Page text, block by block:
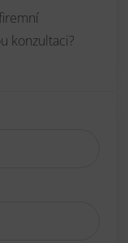
konzultaci?